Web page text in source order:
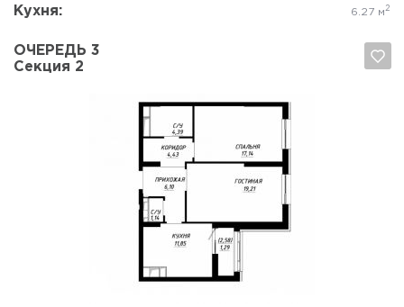
Кухня: 6.27 м 2
ОЧЕРЕДЬ 3
Секция 2
Отмена